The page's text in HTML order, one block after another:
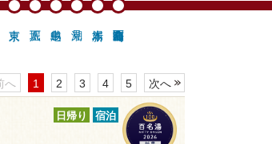
へ 1 2 3 4 5 次へ
日帰り 宿泊